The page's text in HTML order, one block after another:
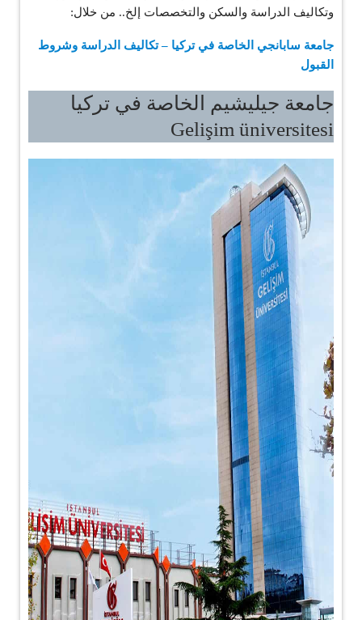
وتكاليف الدراسة والسكن والتخصصات إلخ.. من خلال:
جامعة سابانجي الخاصة في تركيا – تكاليف الدراسة وشروط
القبول
جامعة جيليشيم الخاصة في تركيا
Gelişim üniversitesi